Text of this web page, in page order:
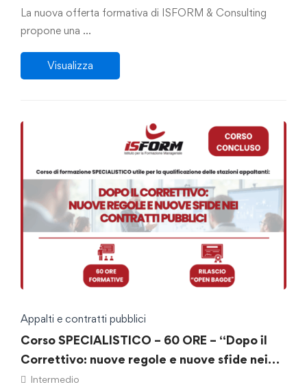
La nuova offerta formativa di ISFORM & Consulting
propone una …
Visualizza
Appalti e contratti pubblici
Corso SPECIALISTICO – 60 ORE – “Dopo il
Correttivo: nuove regole e nuove sfide nei
contratti pubblici”
Intermedio